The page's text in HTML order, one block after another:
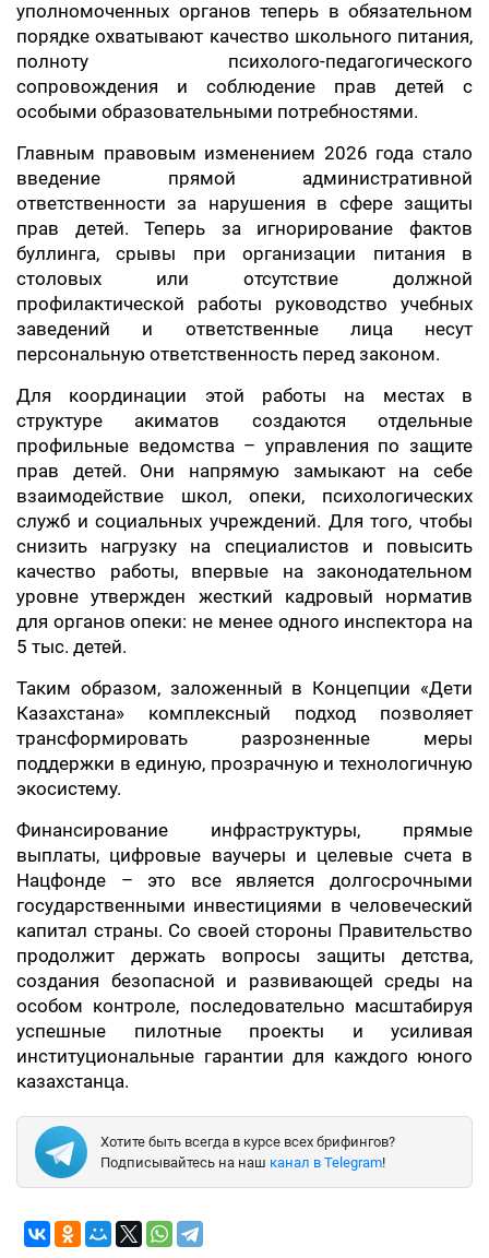
уполномоченных органов теперь в обязательном
порядке охватывают качество школьного питания,
полноту психолого-педагогического
сопровождения и соблюдение прав детей с
особыми образовательными потребностями.
Главным правовым изменением 2026 года стало
введение прямой административной
ответственности за нарушения в сфере защиты
прав детей. Теперь за игнорирование фактов
буллинга, срывы при организации питания в
столовых или отсутствие должной
профилактической работы руководство учебных
заведений и ответственные лица несут
персональную ответственность перед законом.
Для координации этой работы на местах в
структуре акиматов создаются отдельные
профильные ведомства – управления по защите
прав детей. Они напрямую замыкают на себе
взаимодействие школ, опеки, психологических
служб и социальных учреждений. Для того, чтобы
снизить нагрузку на специалистов и повысить
качество работы, впервые на законодательном
уровне утвержден жесткий кадровый норматив
для органов опеки: не менее одного инспектора на
5 тыс. детей.
Таким образом, заложенный в Концепции «Дети
Казахстана» комплексный подход позволяет
трансформировать разрозненные меры
поддержки в единую, прозрачную и технологичную
экосистему.
Финансирование инфраструктуры, прямые
выплаты, цифровые ваучеры и целевые счета в
Нацфонде – это все является долгосрочными
государственными инвестициями в человеческий
капитал страны. Со своей стороны Правительство
продолжит держать вопросы защиты детства,
создания безопасной и развивающей среды на
особом контроле, последовательно масштабируя
успешные пилотные проекты и усиливая
институциональные гарантии для каждого юного
казахстанца.
Хотите быть всегда в курсе всех брифингов?
Подписывайтесь на наш канал в Telegram!